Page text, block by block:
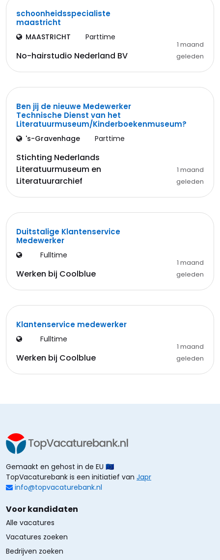
schoonheidsspecialiste
maastricht
MAASTRICHT Parttime
No-hairstudio Nederland BV
1 maand
geleden
Ben jij de nieuwe Medewerker
Technische Dienst van het
Literatuurmuseum/Kinderboekenmuseum?
's-Gravenhage Parttime
Stichting Nederlands
Literatuurmuseum en
Literatuurarchief
1 maand
geleden
Duitstalige Klantenservice
Medewerker
Fulltime
Werken bij Coolblue
1 maand
geleden
Klantenservice medewerker
Fulltime
Werken bij Coolblue
1 maand
geleden
Gemaakt en gehost in de EU 🇪🇺
TopVacaturebank is een initiatief van Japr
info@topvacaturebank.nl
Voor kandidaten
Alle vacatures
Vacatures zoeken
Bedrijven zoeken